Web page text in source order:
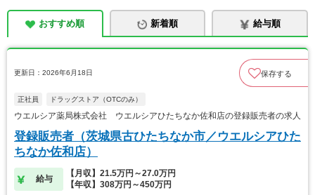
おすすめ順 新着順 給与順
更新日：2026年6月18日 保存する
正社員 ドラッグストア（OTCのみ）
ウエルシア薬局株式会社 ウエルシアひたちなか佐和店の登録販売者の求人
登録販売者（茨城県古ひたちなか市／ウエルシアひた
ちなか佐和店）
給与
【月収】21.5万円～27.0万円
【年収】308万円～450万円